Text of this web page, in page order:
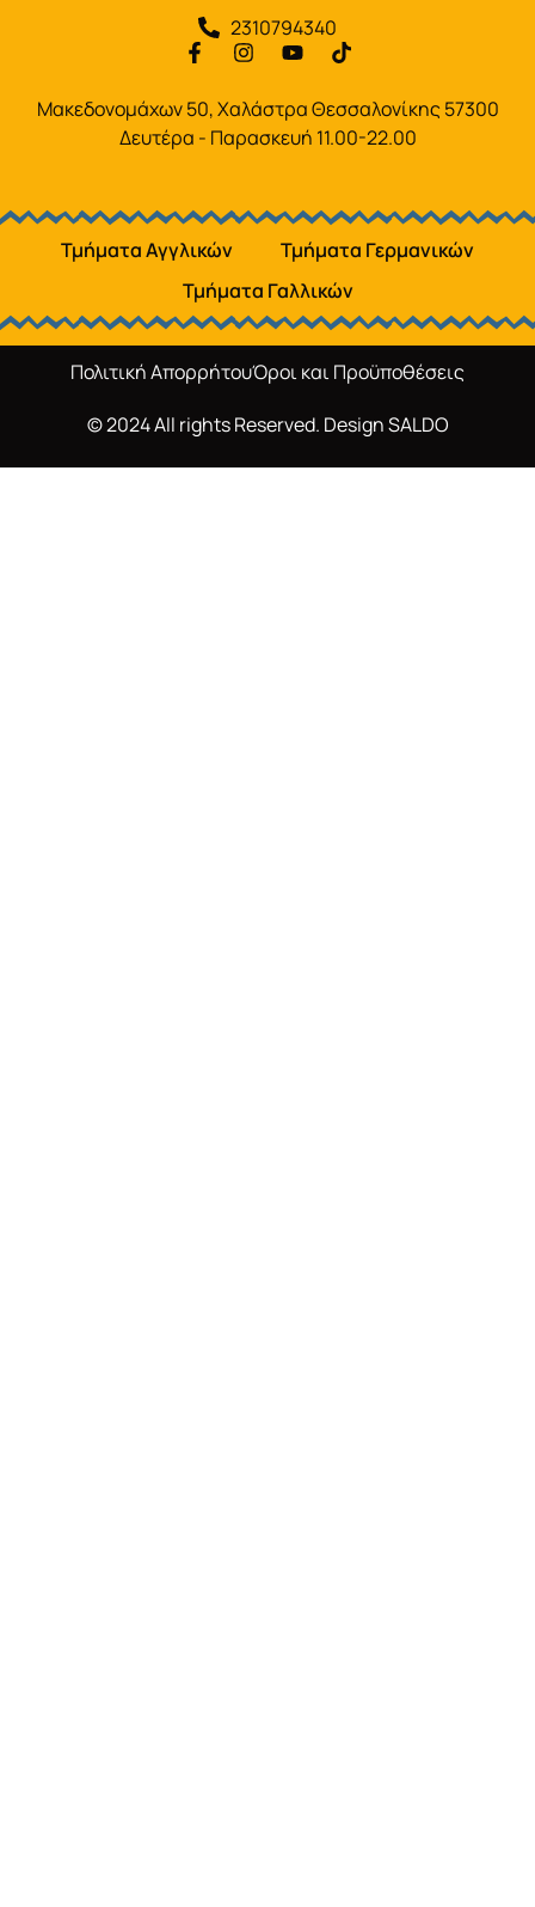
2310794340
Μακεδονομάχων 50, Χαλάστρα Θεσσαλονίκης 57300
Δευτέρα - Παρασκευή 11.00-22.00
Τμήματα Αγγλικών
Τμήματα Γερμανικών
Τμήματα Γαλλικών
Πολιτική ΑπορρήτουΌροι και Προϋποθέσεις
© 2024 All rights Reserved. DesignSALDO